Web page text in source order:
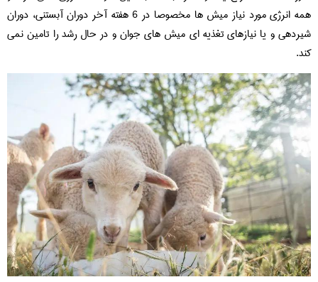
همه انرژی مورد نیاز میش ها مخصوصا در 6 هفته آخر دوران آبستنی، دوران
شیردهی و یا نیازهای تغذیه ای میش های جوان و در حال رشد را تامین نمی
کند.